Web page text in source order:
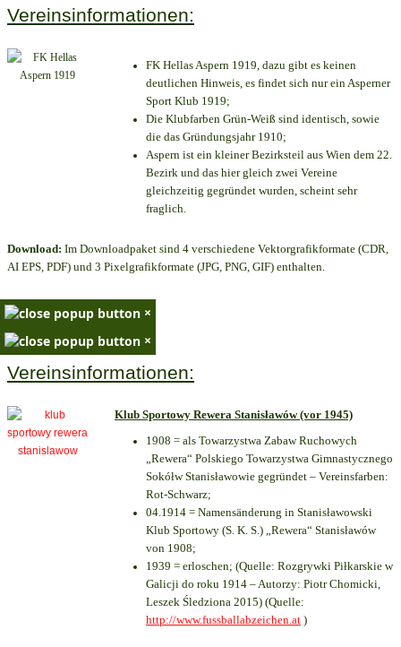
Vereinsinformationen:
FK Hellas Aspern 1919, dazu gibt es keinen
deutlichen Hinweis, es findet sich nur ein Asperner
Sport Klub 1919;
Die Klubfarben Grün-Weiß sind identisch, sowie
die das Gründungsjahr 1910;
Aspern ist ein kleiner Bezirksteil aus Wien dem 22.
Bezirk und das hier gleich zwei Vereine
gleichzeitig gegründet wurden, scheint sehr
fraglich.
Download: Im Downloadpaket sind 4 verschiedene Vektorgrafikformate (CDR,
AI EPS, PDF) und 3 Pixelgrafikformate (JPG, PNG, GIF) enthalten.
×
×
Vereinsinformationen:
Klub Sportowy Rewera Stanisławów (vor 1945)
1908 = als Towarzystwa Zabaw Ruchowych
„Rewera“ Polskiego Towarzystwa Gimnastycznego
Sokółw Stanisławowie gegründet – Vereinsfarben:
Rot-Schwarz;
04.1914 = Namensänderung in Stanisławowski
Klub Sportowy (S. K. S.) „Rewera“ Stanisławów
von 1908;
1939 = erloschen; (Quelle: Rozgrywki Piłkarskie w
Galicji do roku 1914 – Autorzy: Piotr Chomicki,
Leszek Śledziona 2015) (Quelle:
http://www.fussballabzeichen.at )